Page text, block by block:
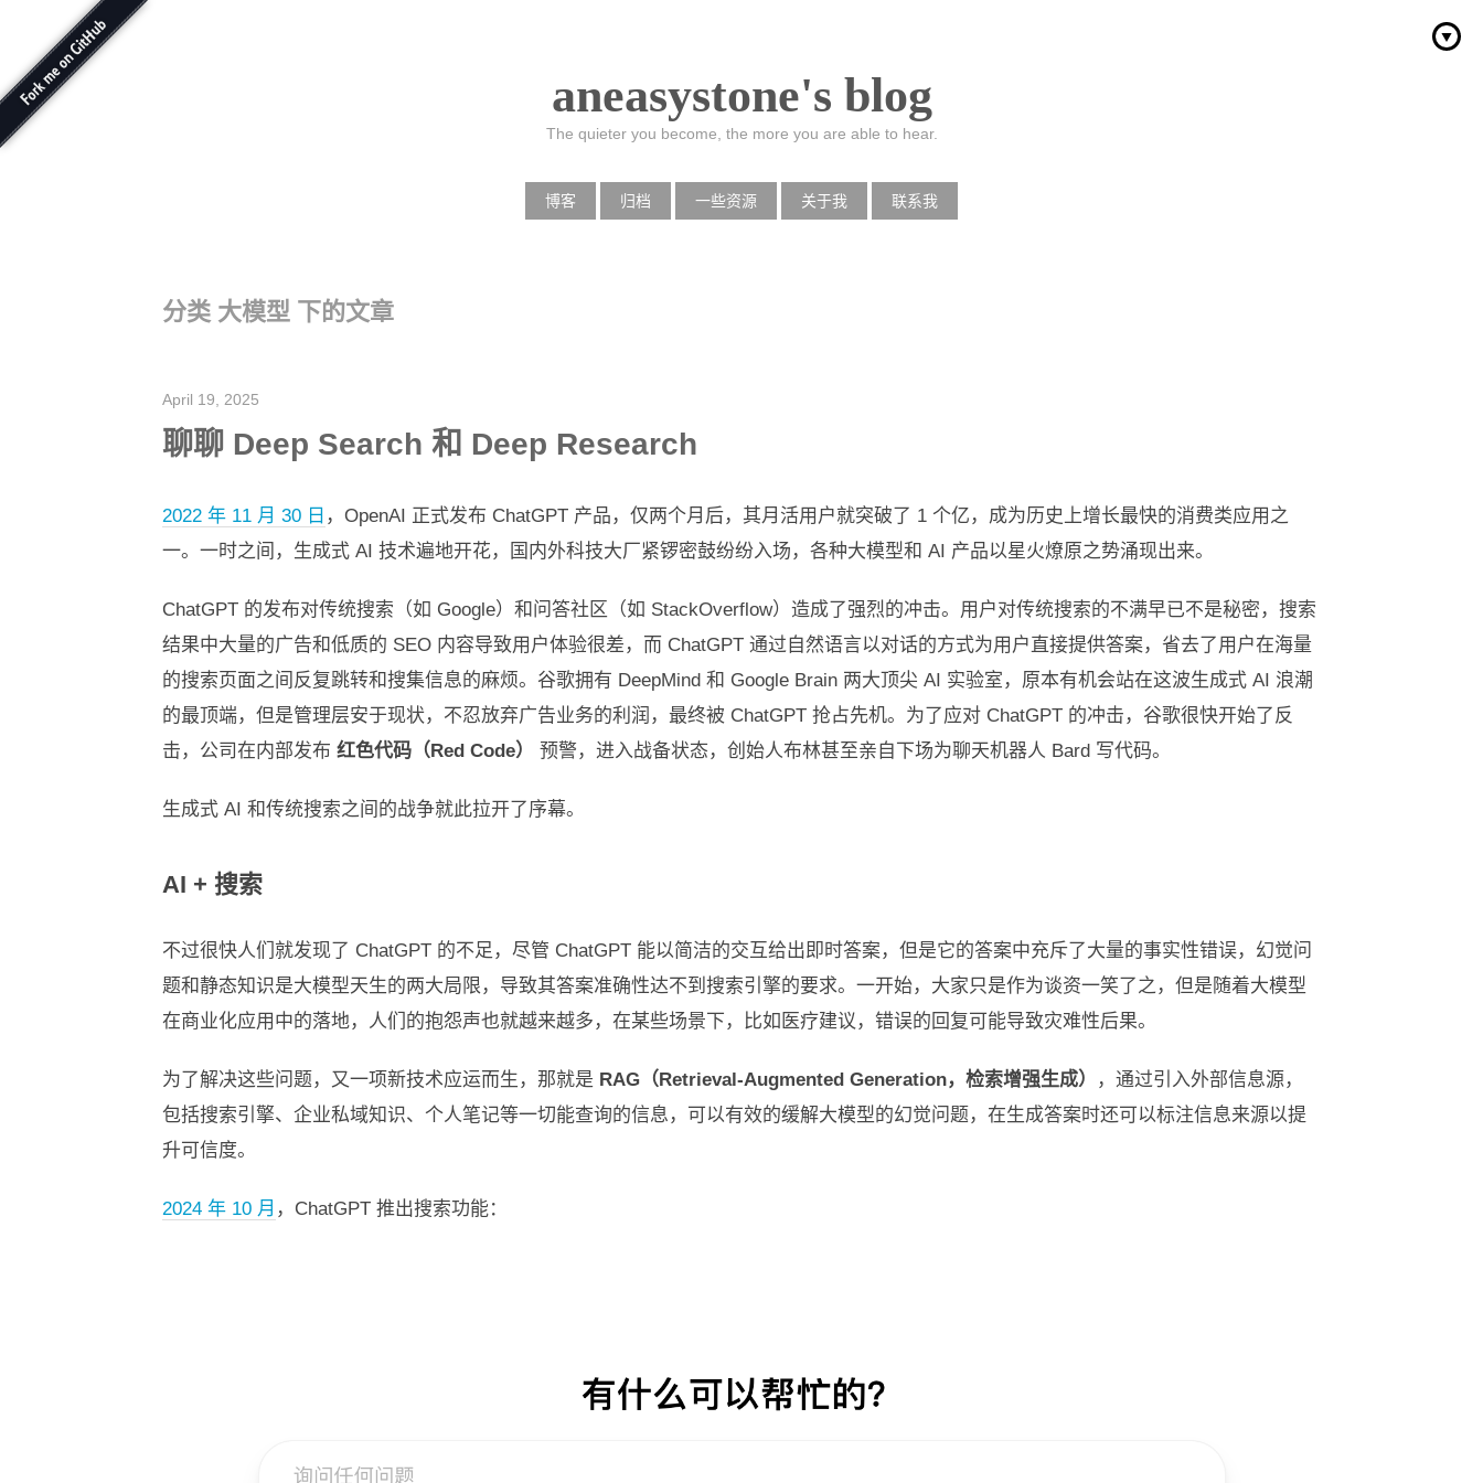
aneasystone's blog
The quieter you become, the more you are able to hear.
博客 归档 一些资源 关于我 联系我
分类 大模型 下的文章
April 19, 2025
聊聊 Deep Search 和 Deep Research
2022 年 11 月 30 日 ，OpenAI 正式发布 ChatGPT 产品，仅两个月后，其月活用户就突破了 1 个亿，成为历史上增长最快的消费类应用之
一。一时之间，生成式 AI 技术遍地开花，国内外科技大厂紧锣密鼓纷纷入场，各种大模型和 AI 产品以星火燎原之势涌现出来。
ChatGPT 的发布对传统搜索（如 Google）和问答社区（如 StackOverflow）造成了强烈的冲击。用户对传统搜索的不满早已不是秘密，搜索
结果中大量的广告和低质的 SEO 内容导致用户体验很差，而 ChatGPT 通过自然语言以对话的方式为用户直接提供答案，省去了用户在海量
的搜索页面之间反复跳转和搜集信息的麻烦。谷歌拥有 DeepMind 和 Google Brain 两大顶尖 AI 实验室，原本有机会站在这波生成式 AI 浪潮
的最顶端，但是管理层安于现状，不忍放弃广告业务的利润，最终被 ChatGPT 抢占先机。为了应对 ChatGPT 的冲击，谷歌很快开始了反
击，公司在内部发布 红色代码（Red Code） 预警，进入战备状态，创始人布林甚至亲自下场为聊天机器人 Bard 写代码。
生成式 AI 和传统搜索之间的战争就此拉开了序幕。
AI + 搜索
不过很快人们就发现了 ChatGPT 的不足，尽管 ChatGPT 能以简洁的交互给出即时答案，但是它的答案中充斥了大量的事实性错误，幻觉问
题和静态知识是大模型天生的两大局限，导致其答案准确性达不到搜索引擎的要求。一开始，大家只是作为谈资一笑了之，但是随着大模型
在商业化应用中的落地，人们的抱怨声也就越来越多，在某些场景下，比如医疗建议，错误的回复可能导致灾难性后果。
为了解决这些问题，又一项新技术应运而生，那就是 RAG（Retrieval-Augmented Generation，检索增强生成）
，通过引入外部信息源，
包括搜索引擎、企业私域知识、个人笔记等一切能查询的信息，可以有效的缓解大模型的幻觉问题，在生成答案时还可以标注信息来源以提
升可信度。
2024 年 10 月 ，ChatGPT 推出搜索功能：